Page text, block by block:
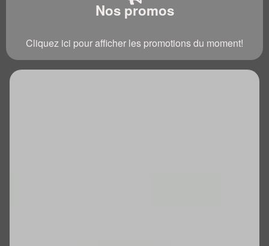
Nos promos
Cliquez ici pour afficher les promotions du moment!